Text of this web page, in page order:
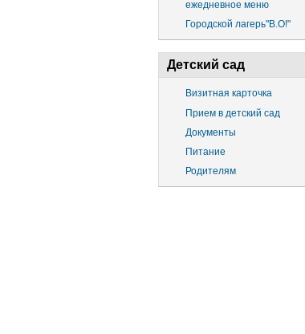
ежедневное меню
Городской лагерь"В.О!"
Детский сад
Визитная карточка
Прием в детский сад
Документы
Питание
Родителям